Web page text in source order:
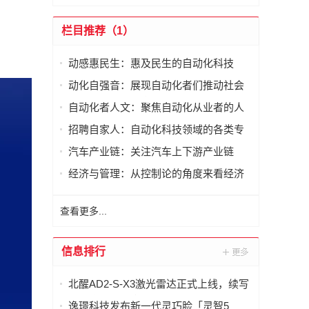
栏目推荐（1）
动感惠民生：惠及民生的自动化科技
动化自强音：展现自动化者们推动社会
进步发出的响亮声音
自动化者人文：聚焦自动化从业者的人
文思考
招聘自家人：自动化科技领域的各类专
家及人才需求资讯
汽车产业链：关注汽车上下游产业链
经济与管理：从控制论的角度来看经济
查看更多...
信息排行
北醒AD2-S-X3激光雷达正式上线，续写
智慧交通新篇章
逸璟科技发布新一代灵巧脸「灵智5